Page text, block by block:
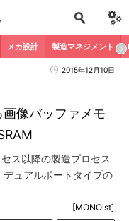
メカ設計 製造マネジメント
2015年12月10日
像バッファメモ
ス以降の製造プロセス
ュアルポートタイプの
[MONOist]